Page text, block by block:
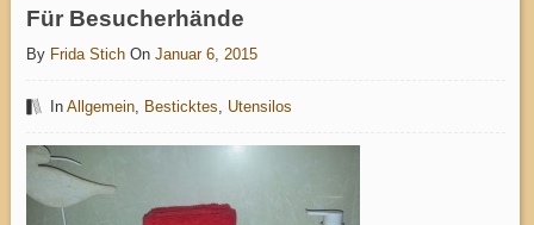
Für Besucherhände
By Frida Stich On Januar 6, 2015
In Allgemein, Besticktes Utensilos